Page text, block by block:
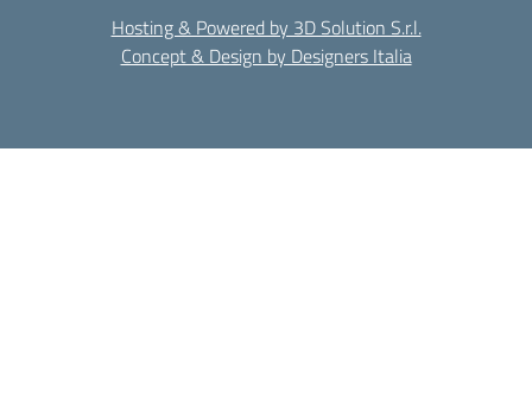
Hosting & Powered by 3D Solution S.r.l.
Concept & Design by Designers Italia